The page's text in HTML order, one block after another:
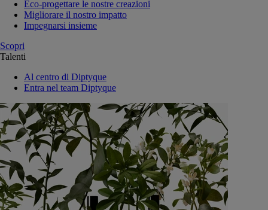
Eco-progettare le nostre creazioni
Migliorare il nostro impatto
Impegnarsi insieme
Scopri
Talenti
Al centro di Diptyque
Entra nel team Diptyque